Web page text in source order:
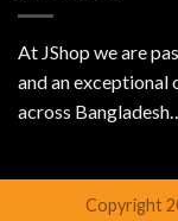
At JShop we are
and an exceptional
across
Copyright